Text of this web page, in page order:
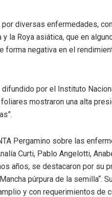
diversas enfermedades,
y la Roya asiática, que en
forma negativa en el
por el Instituto
mostraron una alta
Pergamino sobre las
Curti, Pablo Angelotti,
años, se destacaron por su
púrpura de la semilla“.
y con requerimientos de